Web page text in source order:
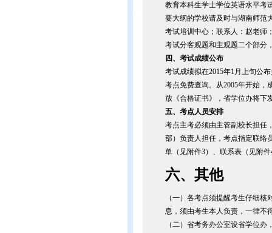
教育本科生学士学位英语水平考
要大纲的学校请及时与湖南师范
考试培训中心；联系人：赵老师
考试分客观题和主观题二个部分
四、考试成绩公布
考试成绩拟在2015年1月上旬公
考点免费查询。从2005年开始，
放《合格证书》，省学位办将下
五、考点人员安排
考点主考必须由主管副校长担任
部）负责人担任，考点指定联络
单（见附件3）、联系表（见附
六、其他
（一）各考点须提醒考生仔细
息，须由考生本人负责，一律不
（二）省考务办公室设省学位办